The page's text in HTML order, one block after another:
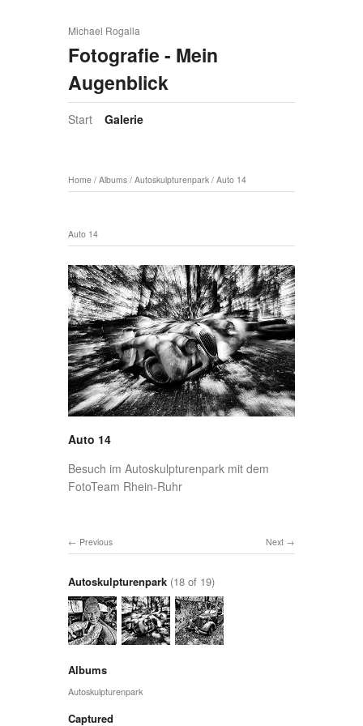
Michael Rogalla
Fotografie - Mein
Augenblick
Start Galerie
Home / Albums / Autoskulpturenpark / Auto 14
Auto 14
Auto 14
Besuch im Autoskulpturenpark mit dem
FotoTeam Rhein-Ruhr
Next
Previous
Autoskulpturenpark (18 of 19)
Albums
Autoskulpturenpark
Captured